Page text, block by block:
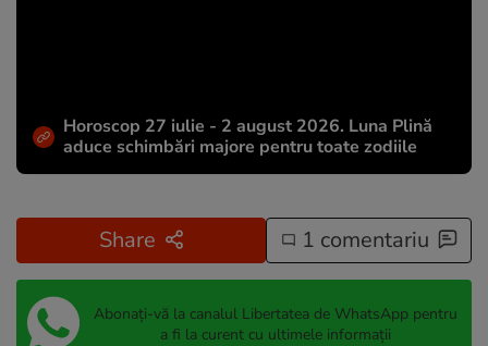
Horoscop 27 iulie - 2 august 2026. Luna Plină
aduce schimbări majore pentru toate zodiile
Share 1 comentariu
Abonați-vă la canalul Libertatea de WhatsApp pentru
a fi la curent cu ultimele informații